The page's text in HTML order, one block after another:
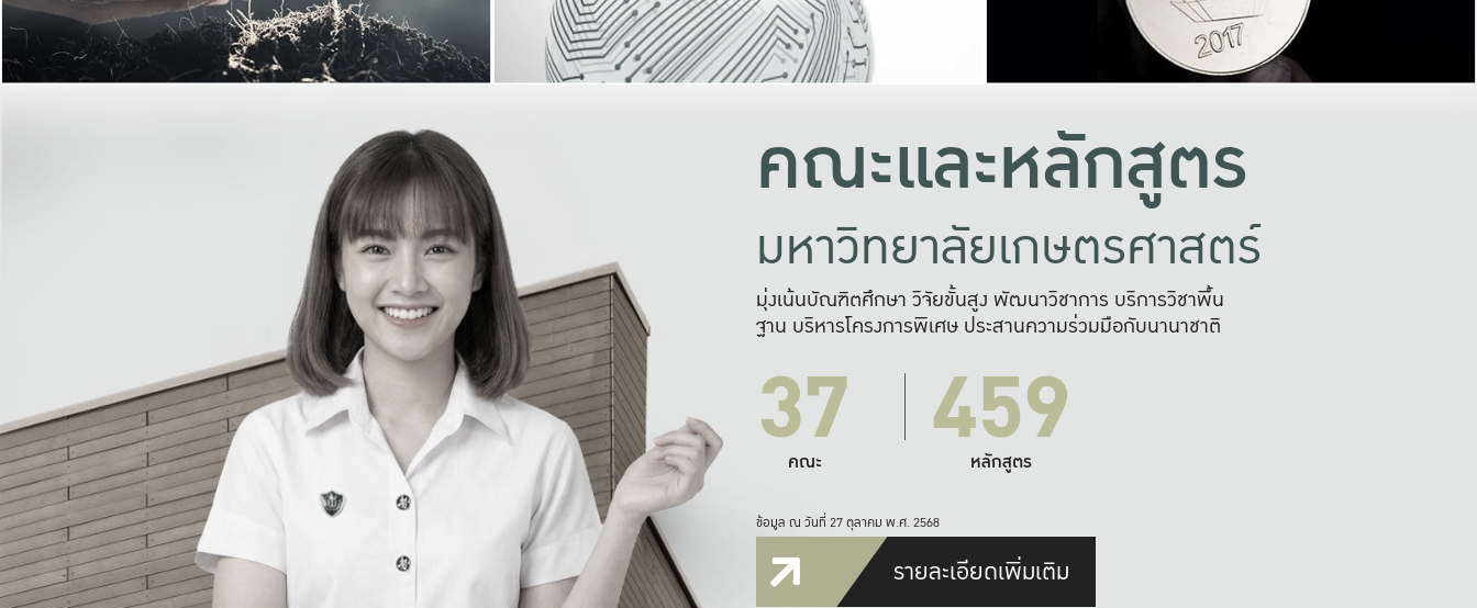
คณะและหลักสูตร
มหาวิทยาลัยเกษตรศาสตร์
มุ่งเน้นบัณฑิตศึกษา วิจัยขั้นสูง พัฒนาวิชาการ บริการวิชาพื้น
ฐาน บริหารโครงการพิเศษ ประสานความร่วมมือกับนานาชาติ
37
คณะ 459
หลักสูตร
ข้อมูล ณ วันที่ 27 ตุลาคม พ.ศ. 2568
รายละเอียดเพิ่มเติม